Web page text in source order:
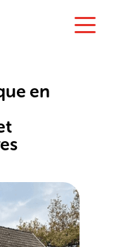
en